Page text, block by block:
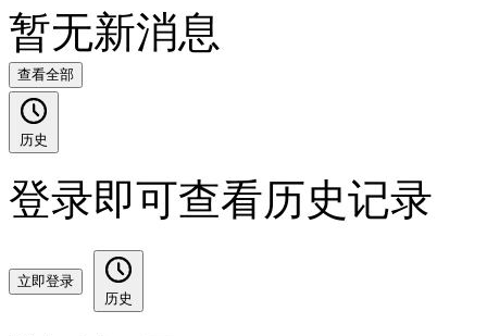
暂无新消息
查看全部
历史
登录即可查看历史记录
立即登录
历史